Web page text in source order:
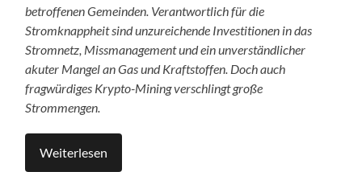
betroffenen Gemeinden. Verantwortlich für die
Stromknappheit sind unzureichende Investitionen in das
Stromnetz, Missmanagement und ein unverständlicher
akuter Mangel an Gas und Kraftstoffen. Doch auch
fragwürdiges Krypto-Mining verschlingt große
Strommengen.
Weiterlesen